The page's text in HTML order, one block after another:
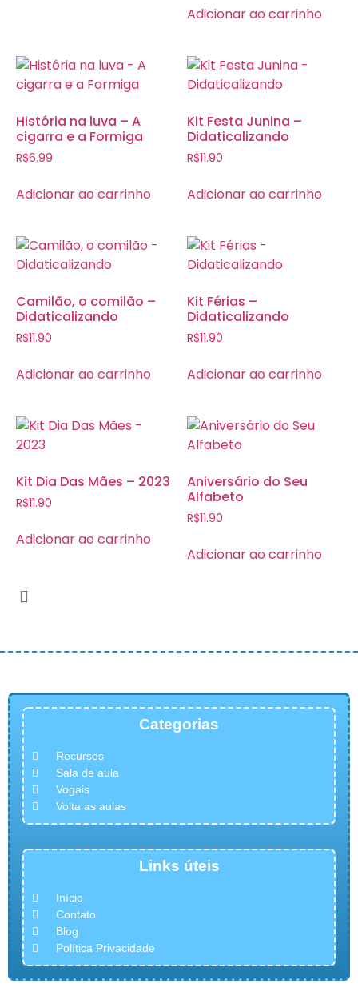
Adicionar ao carrinho
História na luva – A
cigarra e a Formiga
R$6.99
Adicionar ao carrinho
Kit Festa Junina –
Didaticalizando
R$11.90
Adicionar ao carrinho
Camilão, o comilão –
Didaticalizando
R$11.90
Adicionar ao carrinho
Kit Férias –
Didaticalizando
R$11.90
Adicionar ao carrinho
Kit Dia Das Mães – 2023
R$11.90
Adicionar ao carrinho
Aniversário do Seu
Alfabeto
R$11.90
Adicionar ao carrinho
Categorias
Recursos
Sala de aula
Vogais
Volta as aulas
Links úteis
Início
Contato
Blog
Política Privacidade